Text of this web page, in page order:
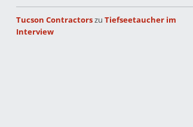
Tucson ContractorszuTiefseetaucher im
Interview